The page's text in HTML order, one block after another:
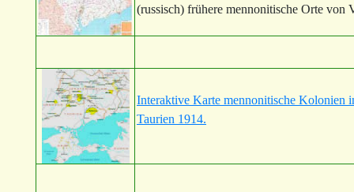
(russisch) frühere mennonitische Orte von
Interaktive Karte mennonitische Kolonien
Taurien 1914.